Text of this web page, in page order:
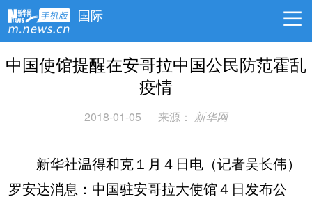
国际
中国使馆提醒在安哥拉中国公民防范霍乱
疫情
2018-01-05 来源： 新华网
新华社温得和克１月４日电（记者吴长伟）
罗安达消息：中国驻安哥拉大使馆４日发布公